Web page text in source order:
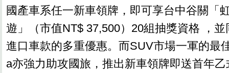
國產車系任一新車領牌，即可享台中谷關「
遊」（市值NT$ 37,500）20組抽獎資格 ，
進口車款的多重優惠。而SUV市場一軍的最
a亦強力助攻國旅，推出新車領牌即送首年